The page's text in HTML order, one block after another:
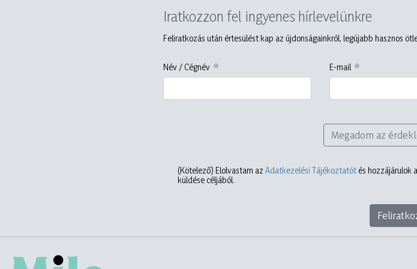
Iratkozzon fel ingyenes hírlevelünkre
Feliratkozás után értesülést kap az újdonságainkról, legújabb hasznos
Név / Cégnév E-mail
Megadom az
(Kötelező) Elolvastam az Adatkezelési Tájékoztatót és hozzájárulok
küldése céljából.